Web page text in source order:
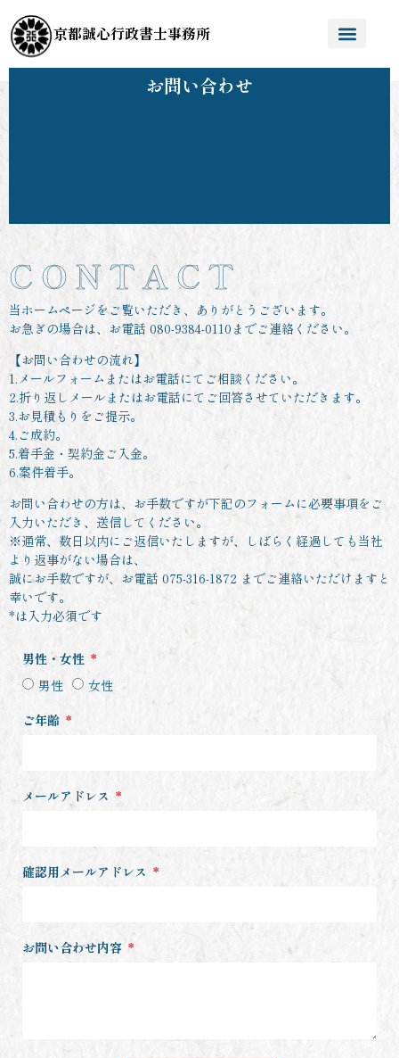
京都誠心行政書士事務所
お問い合わせ
C O N T A C T
当ホームページをご覧いただき、ありがとうございます。
お急ぎの場合は、お電話 080-9384-0110までご連絡ください。
【お問い合わせの流れ】
1.メールフォームまたはお電話にてご相談ください。
2.折り返しメールまたはお電話にてご回答させていただきます。
3.お見積もりをご提示。
4.ご成約。
5.着手金・契約金ご入金。
6.案件着手。
お問い合わせの方は、お手数ですが下記のフォームに必要事項をご
入力いただき、送信してください。
※通常、数日以内にご返信いたしますが、しばらく経過しても当社
より返事がない場合は、
誠にお手数ですが、お電話 075-316-1872 までご連絡いただけますと
幸いです。
*は入力必須です
男性・女性
男性 女性
ご年齢
メールアドレス
確認用メールアドレス
お問い合わせ内容